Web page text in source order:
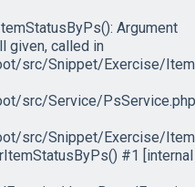
Argument
given, called in
src/Snippet/Exercise/
src/Service/
src/Snippet/Exercise/
#1 [internal